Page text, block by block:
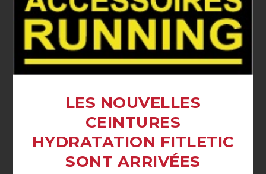
LES NOUVELLES
CEINTURES
HYDRATATION FITLETIC